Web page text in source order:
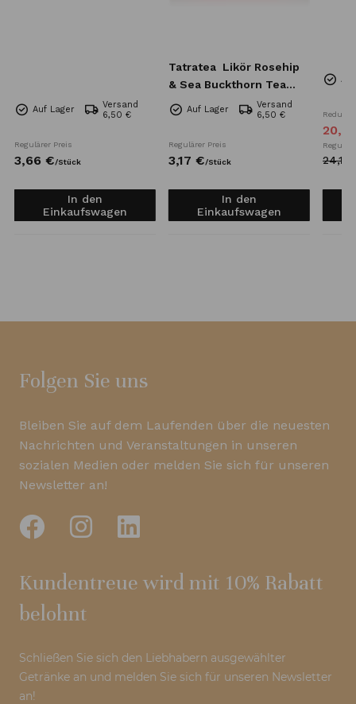
Auf Lager
Versand
6,50 €
Regulärer Preis
3,66 €/Stück
In den
Einkaufswagen
Tatratea Likör Rosehip
& Sea Buckthorn Tea
Mini 57% 0,04l
Auf Lager
Versand
6,50 €
Regulärer Preis
3,17 €/Stück
In den
Einkaufswagen
20,
24,10
Folgen Sie uns
Bleiben Sie auf dem Laufenden über die neuesten
Nachrichten und Veranstaltungen in unseren
sozialen Medien oder melden Sie sich für unseren
Newsletter an!
Kundentreue wird mit 10% Rabatt
belohnt
Schließen Sie sich den Liebhabern ausgewählter
Getränke an und melden Sie sich für unseren Newsletter
an!